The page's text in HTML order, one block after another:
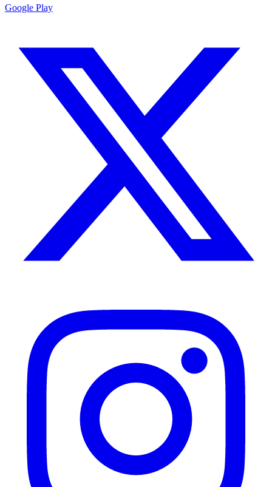
Google Play